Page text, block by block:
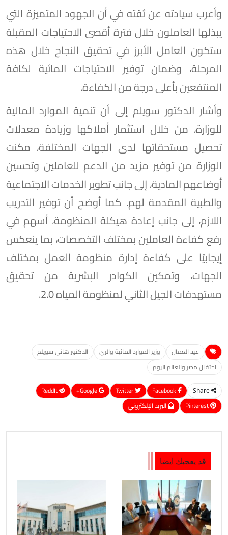
وأعرب سيادته عن ثقته في أن الجهود المتميزة التي
يبذلها العاملون خلال فترة أقصى الاحتياجات المقبلة
ستكون العامل الأبرز في تحقيق النجاح خلال هذه
المرحلة، وضمان توفير الاحتياجات المائية لكافة
المنتفعين بأعلى درجة من الكفاءة.
وأشار الدكتور سويلم إلى أن تنمية الموارد المالية
للوزارة، من خلال استثمار أملاكها وزيادة معدلات
تحصيل مستحقاتها لدى الجهات المختلفة، مكنت
الوزارة من توفير مزيد من الدعم للعاملين وتحسين
أوضاعهم المادية، إلى جانب تطوير الخدمات الاجتماعية
والطبية المقدمة لهم. كما أوضح أن توفير التدريب
اللازم، إلى جانب إعادة هيكلة المنظومة، أسهم في
رفع كفاءة العاملين بمختلف التخصصات، بما ينعكس
إيجابيًا على كفاءة إدارة منظومة العمل بمختلف
الجهات، وتمكين الكوادر البشرية من تحقيق
مستهدفات الجيل الثاني لمنظومة المياه 2.0.
عيد العمال وزير الموارد المائية والري
الدكتور هاني سويلم
احتفال مصر والعالم اليوم
Share
Google+
ReddIt
Pinterest
البريد الإلكتروني
قد يعجبك ايضا